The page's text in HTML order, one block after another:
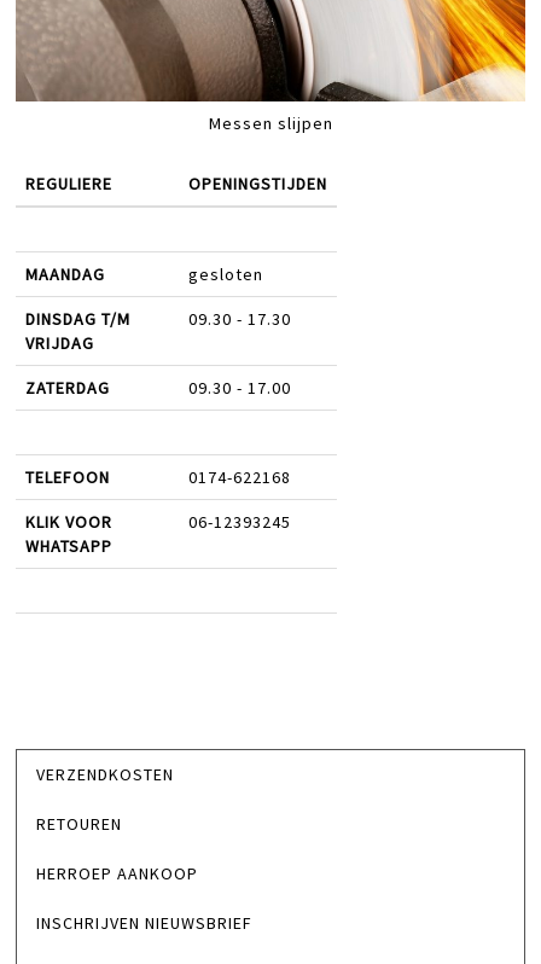
Messen slijpen
REGULIERE OPENINGSTIJDEN
MAANDAG gesloten
DINSDAG T/M
VRIJDAG
09.30 - 17.30
ZATERDAG 09.30 - 17.00
TELEFOON 0174-622168
KLIK VOOR
WHATSAPP
06-12393245
VERZENDKOSTEN
RETOUREN
HERROEP AANKOOP
INSCHRIJVEN NIEUWSBRIEF